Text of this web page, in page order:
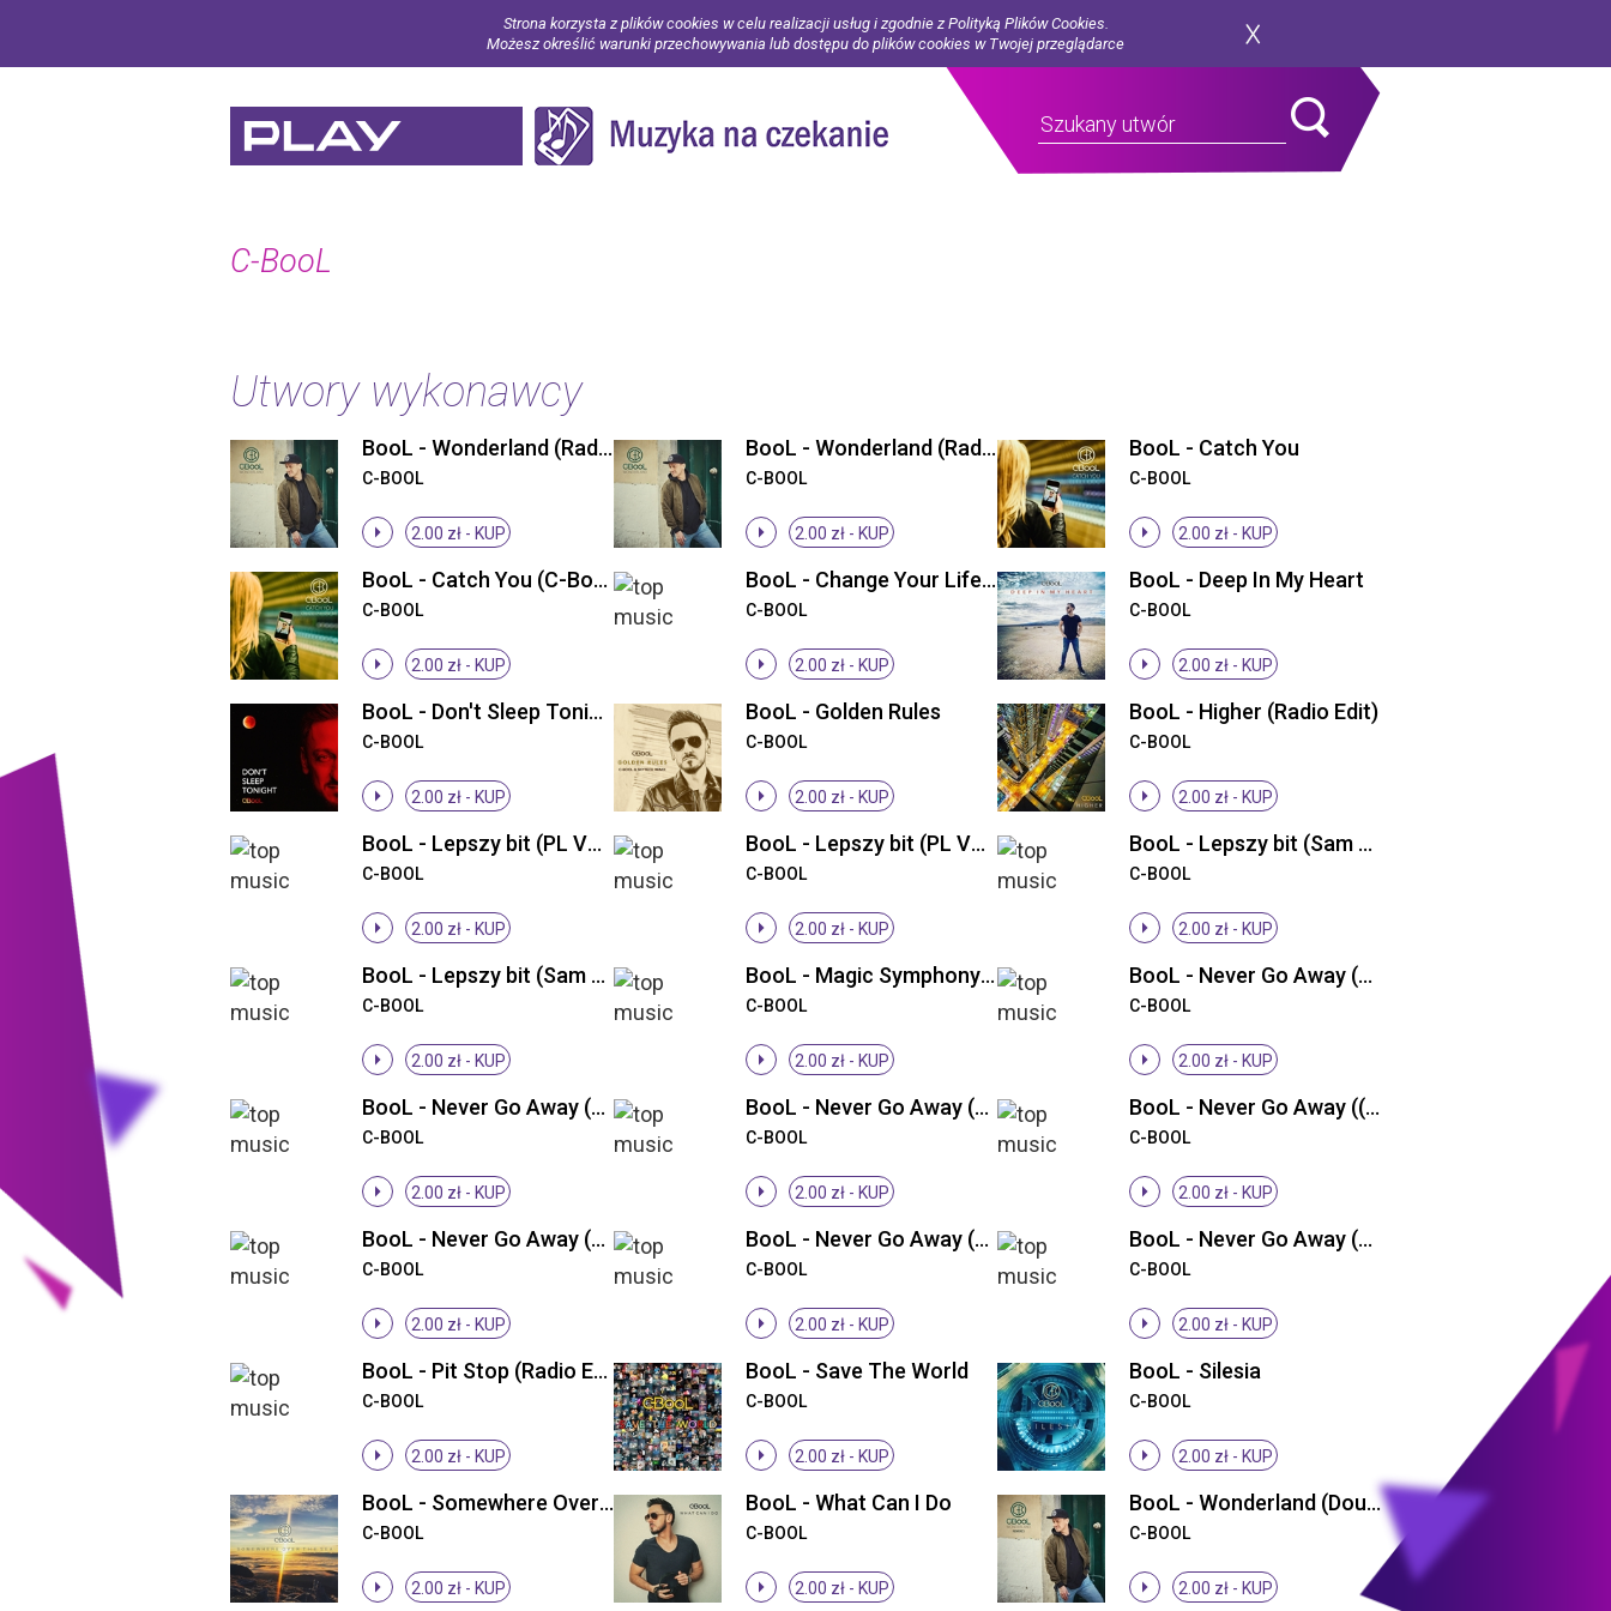
Strona korzysta z plików cookies w celu realizacji usług i zgodnie z Polityką Plików Cookies.
Możesz określić warunki przechowywania lub dostępu do plików cookies w Twojej przeglądarce
C-BooL
Utwory wykonawcy
BooL - Wonderland (Radio Edit)
C-BOOL
2.00 zł - KUP
BooL - Wonderland (Radio Edit)
C-BOOL
2.00 zł - KUP
BooL - Catch You
C-BOOL
2.00 zł - KUP
BooL - Catch You (C-BooL & DJ Amor 2k21 Edit)
C-BOOL
2.00 zł - KUP
BooL - Change Your Life (Radio Edit)
C-BOOL
2.00 zł - KUP
BooL - Deep In My Heart
C-BOOL
2.00 zł - KUP
BooL - Don't Sleep Tonight
C-BOOL
2.00 zł - KUP
BooL - Golden Rules
C-BOOL
2.00 zł - KUP
BooL - Higher (Radio Edit)
C-BOOL
2.00 zł - KUP
BooL - Lepszy bit (PL Vocal Extended)
C-BOOL
2.00 zł - KUP
BooL - Lepszy bit (PL Vocal Radio Edit)
C-BOOL
2.00 zł - KUP
BooL - Lepszy bit (Sam Bit Instrumental)
C-BOOL
2.00 zł - KUP
BooL - Lepszy bit (Sam Bit Instrumental Edit)
C-BOOL
2.00 zł - KUP
BooL - Magic Symphony (Instrumental)
C-BOOL
2.00 zł - KUP
BooL - Never Go Away (Cherry Coke Remix)
C-BOOL
2.00 zł - KUP
BooL - Never Go Away (Groovefore & neeVald Radio Edit)
C-BOOL
2.00 zł - KUP
BooL - Never Go Away (Groovefore & neeVald Remix)
C-BOOL
2.00 zł - KUP
BooL - Never Go Away ((Radio Edit))
C-BOOL
2.00 zł - KUP
BooL - Never Go Away (Roberto Bedross Remix)
C-BOOL
2.00 zł - KUP
BooL - Never Go Away (Waveshock Remix)
C-BOOL
2.00 zł - KUP
BooL - Never Go Away (Waveshock VIP Mix)
C-BOOL
2.00 zł - KUP
BooL - Pit Stop (Radio Edit)
C-BOOL
2.00 zł - KUP
BooL - Save The World
C-BOOL
2.00 zł - KUP
BooL - Silesia
C-BOOL
2.00 zł - KUP
BooL - Somewhere Over The Sea
C-BOOL
2.00 zł - KUP
BooL - What Can I Do
C-BOOL
2.00 zł - KUP
BooL - Wonderland (Double Depth Remix)
C-BOOL
2.00 zł - KUP